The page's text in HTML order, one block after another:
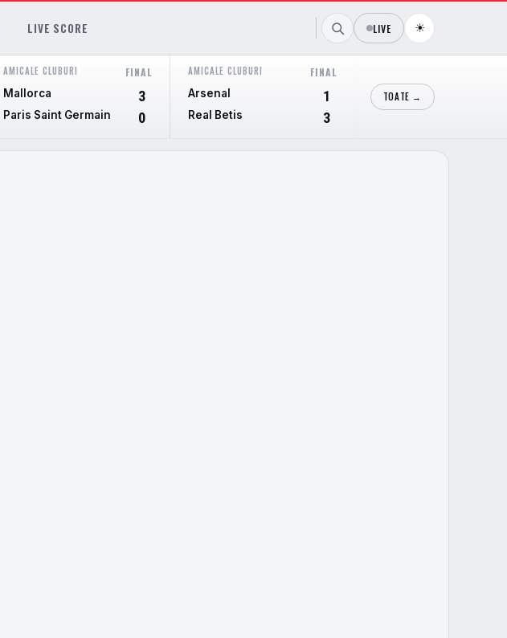
LIVE SCORE LIVE ☀
AMICALE CLUBURI FINAL
Mallorca 3
Paris Saint Germain 0
AMICALE CLUBURI FINAL
Arsenal 1
Real Betis 3
Cieza
TOATE →